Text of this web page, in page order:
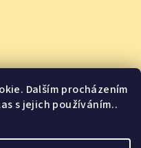
Dalším procházením
s jejich používáním..